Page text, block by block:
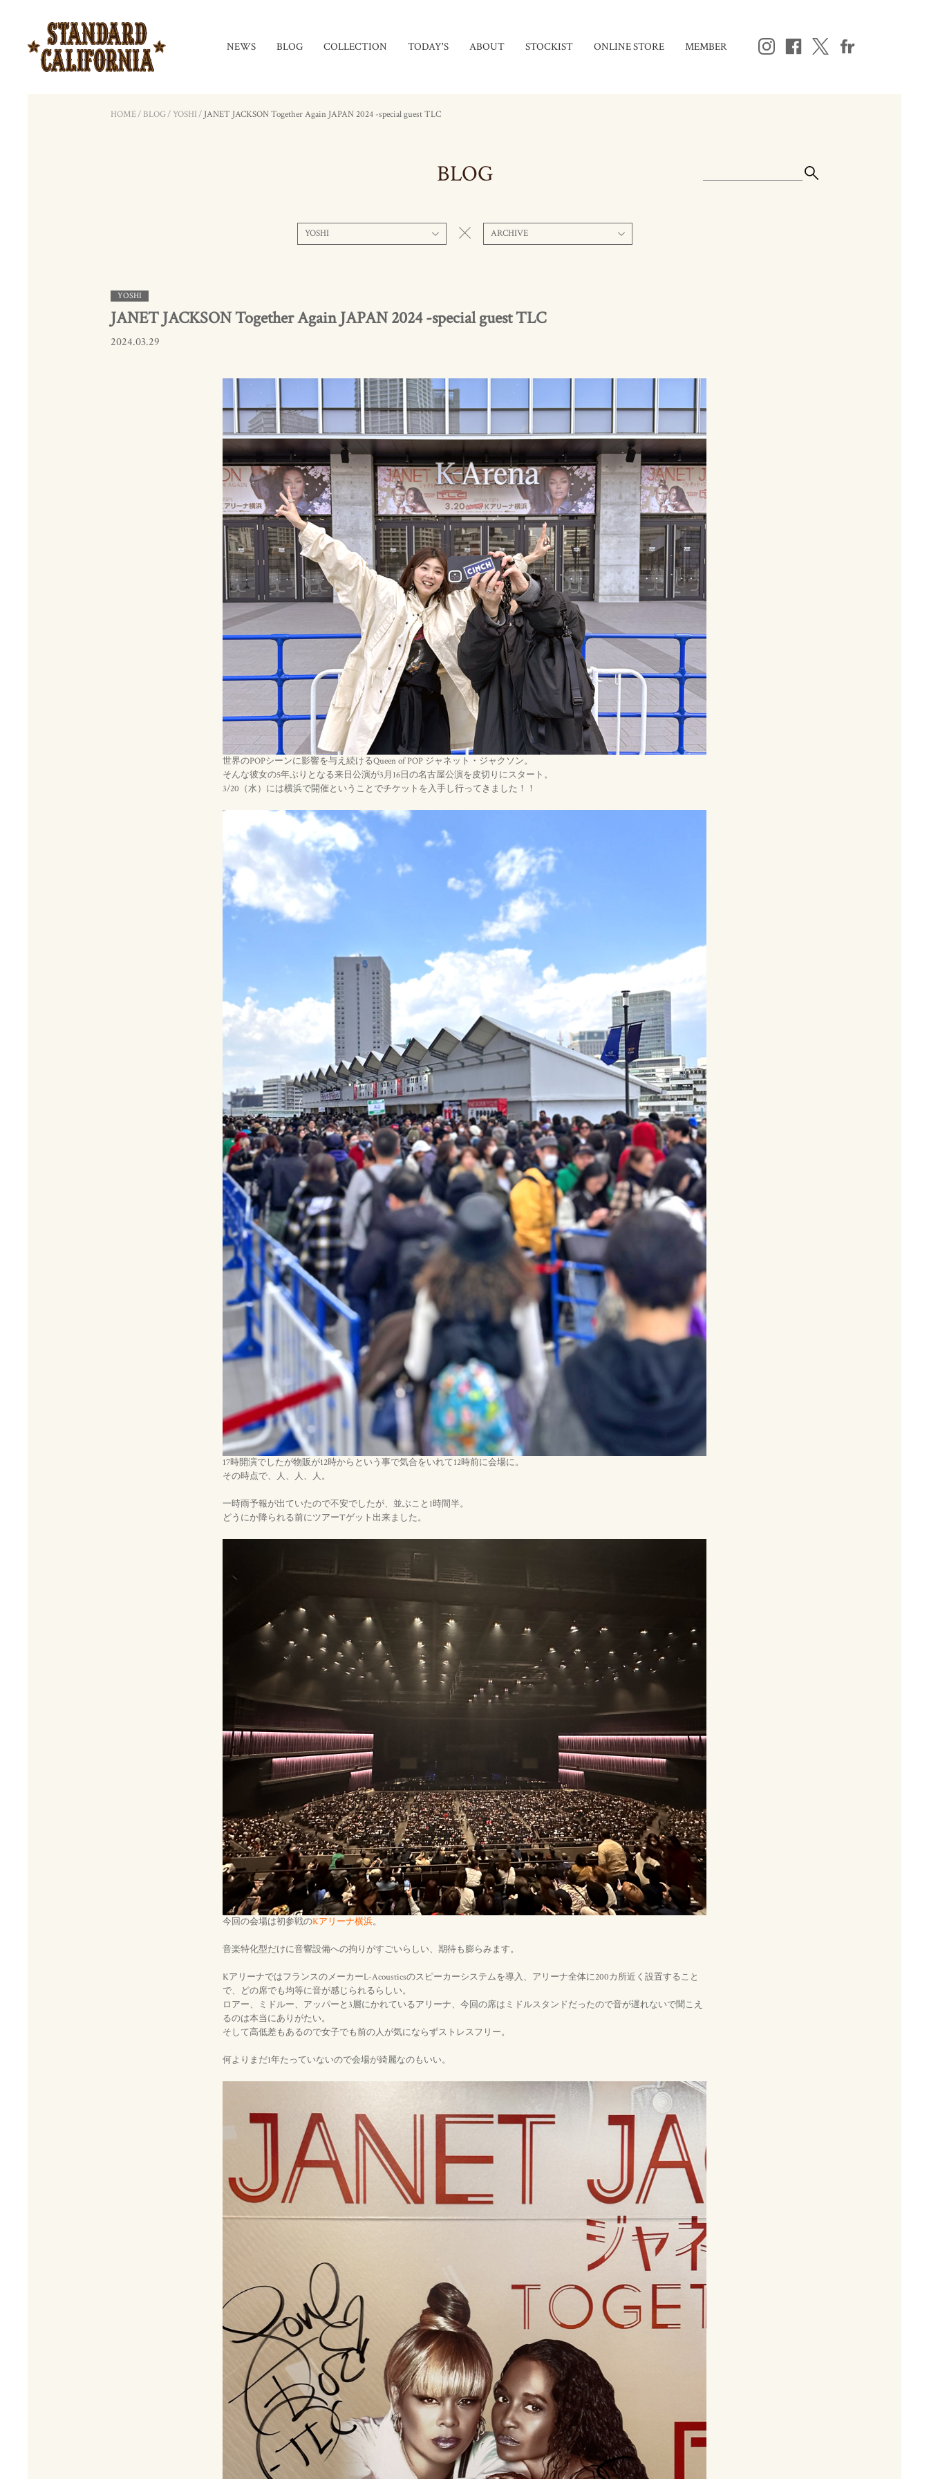
NEWS BLOG COLLECTION TODAY'S ABOUT STOCKIST ONLINE STORE MEMBER
HOME/ BLOG/YOSHI/ JANET JACKSON Together Again JAPAN 2024 -special guest TLC
BLOG
YOSHI ARCHIVE
YOSHI
JANET JACKSON Together Again JAPAN 2024 -special guest TLC
2024.03.29
世界のPOPシーンに影響を与え続けるQueen of POP ジャネット・ジャクソン。
そんな彼女の5年ぶりとなる来日公演が3月16日の名古屋公演を皮切りにスタート。
3/20（水）には横浜で開催ということでチケットを入手し行ってきました！！
17時開演でしたが物販が12時からという事で気合をいれて12時前に会場に。
その時点で、人、人、人。
一時雨予報が出ていたので不安でしたが、並ぶこと1時間半。
どうにか降られる前にツアーTゲット出来ました。
今回の会場は初参戦のKアリーナ横浜。
音楽特化型だけに音響設備への拘りがすごいらしい、期待も膨らみます。
KアリーナではフランスのメーカーL-Acousticsのスピーカーシステムを導入、アリーナ全体に200カ所近く設置すること
で、どの席でも均等に音が感じられるらしい。
ロアー、ミドルー、アッパーと3層にかれているアリーナ、今回の席はミドルスタンドだったので音が遅れないで聞こえ
るのは本当にありがたい。
そして高低差もあるので女子でも前の人が気にならずストレスフリー。
何よりまだ1年たっていないので会場が綺麗なのもいい。